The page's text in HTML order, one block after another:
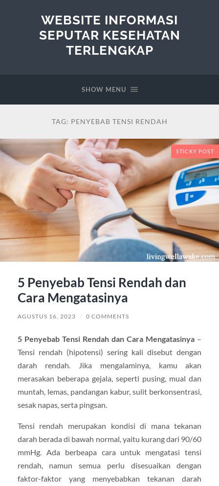
WEBSITE INFORMASI
SEPUTAR KESEHATAN
TERLENGKAP
SHOW MENU
TAG: PENYEBAB TENSI RENDAH
STICKY POST
5 Penyebab Tensi Rendah dan
Cara Mengatasinya
AGUSTUS 16, 2023 / 0 COMMENTS
5 Penyebab Tensi Rendah dan Cara Mengatasinya –
Tensi rendah (hipotensi) sering kali disebut dengan
darah rendah. Jika mengalaminya, kamu akan
merasakan beberapa gejala, seperti pusing, mual dan
muntah, lemas, pandangan kabur, sulit berkonsentrasi,
sesak napas, serta pingsan.
Tensi rendah merupakan kondisi di mana tekanan
darah berada di bawah normal, yaitu kurang dari 90/60
mmHg. Ada berbeapa cara untuk mengatasi tensi
rendah, namun semua perlu disesuaikan dengan
faktor-faktor yang menyebabkan tekanan darah